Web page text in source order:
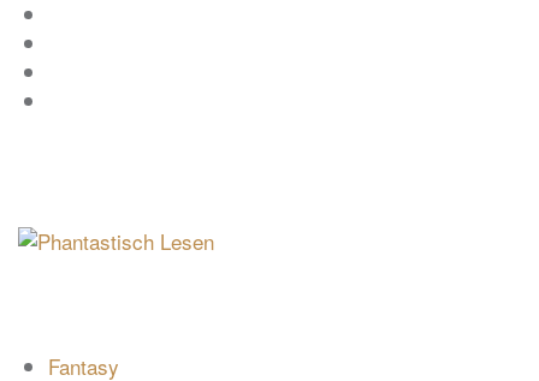
Zum
Inhalt
springen
Fantasy